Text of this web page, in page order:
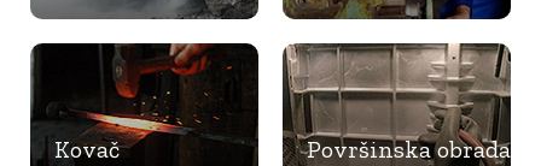
Kovač Površinska obrada